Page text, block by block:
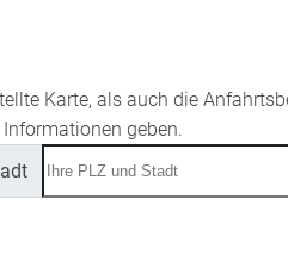
Karte, als auch die
geben.